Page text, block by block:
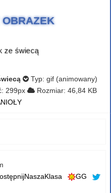
Typ: gif (animowany)
299px
Rozmiar: 46,84 KB
NaszaKlasa
GG